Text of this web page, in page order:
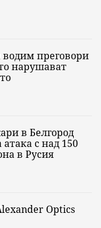
преговори
нарушават
в Белгород
с над 150
в Русия
Оptics